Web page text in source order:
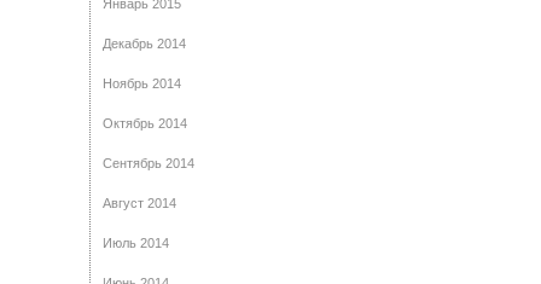
Январь 2015
Декабрь 2014
Ноябрь 2014
Октябрь 2014
Сентябрь 2014
Август 2014
Июль 2014